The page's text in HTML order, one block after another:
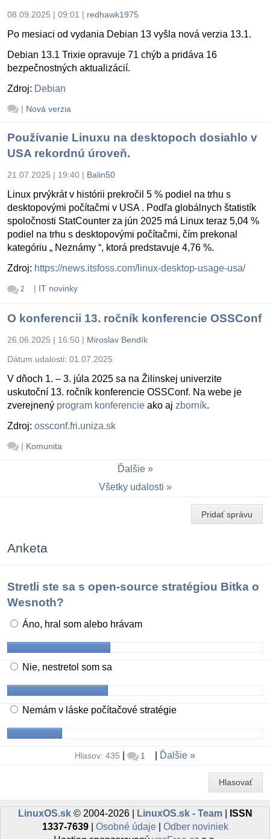
08.09.2025 | 09:01 | redhawk1975
Po mesiaci od vydania Debian 13 vyšla nová verzia 13.1.
Debian 13.1 Trixie opravuje 71 chýb a pridáva 16
bezpečnostných aktualizácií.
Zdroj: Debian
| Nová verzia
Používanie Linuxu na desktopoch dosiahlo v
USA rekordnú úroveň.
21.07.2025 | 19:40 | Balin50
Linux prvýkrát v histórii prekročil 5 % podiel na trhu s
desktopovými počítačmi v USA . Podľa globálnych štatistík
spoločnosti StatCounter za jún 2025 má Linux teraz 5,04 %
podiel na trhu s desktopovými počítačmi, čím prekonal
kategóriu „ Neznámy “, ktorá predstavuje 4,76 %.
Zdroj: https://news.itsfoss.com/linux-desktop-usage-usa/
2 | IT novinky
O konferencii 13. ročník konferencie OSSConf
26.06.2025 | 16:50 | Miroslav Bendík
Dátum udalosti: 01.07.2025
V dňoch 1. – 3. júla 2025 sa na Žilinskej univerzite
uskutoční 13. ročník konferencie OSSConf. Na webe je
zverejnený program konferencie ako aj zborník.
Zdroj: ossconf.fri.uniza.sk
| Komunita
Ďalšie
Všetky udalosti
Pridať správu
Anketa
Stretli ste sa s open-source stratégiou Bitka o
Wesnoth?
Áno, hral som alebo hrávam
Nie, nestretol som sa
Nemám v láske počítačové stratégie
Hlasov: 435 1 Ďalšie
Hlasovať
LinuxOS.sk© 2004-2026 | LinuxOS.sk - Team|
ISSN
1337-7639| Osobné údaje| Odber noviniek